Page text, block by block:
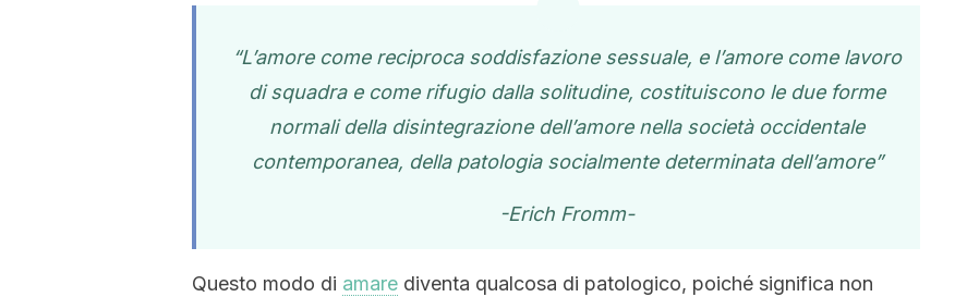
“L’amore come reciproca soddisfazione sessuale, e l’amore come lavoro
di squadra e come rifugio dalla solitudine, costituiscono le due forme
normali della disintegrazione dell’amore nella società occidentale
contemporanea, della patologia socialmente determinata dell’amore”
-Erich Fromm-
Questo modo di amare diventa qualcosa di patologico, poiché significa non